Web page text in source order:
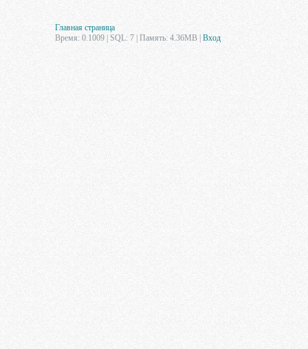
Главная страница
Время: 0.1009 | SQL: 7 | Память: 4.36MB Вход